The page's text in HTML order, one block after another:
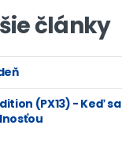
články
(PX13) - Keď sa